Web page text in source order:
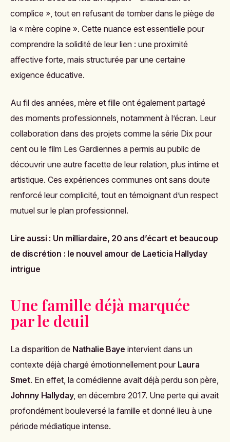
complice », tout en refusant de tomber dans le piège de
la « mère copine ». Cette nuance est essentielle pour
comprendre la solidité de leur lien : une proximité
affective forte, mais structurée par une certaine
exigence éducative.
Au fil des années, mère et fille ont également partagé
des moments professionnels, notamment à l’écran. Leur
collaboration dans des projets comme la série Dix pour
cent ou le film Les Gardiennes a permis au public de
découvrir une autre facette de leur relation, plus intime et
artistique. Ces expériences communes ont sans doute
renforcé leur complicité, tout en témoignant d’un respect
mutuel sur le plan professionnel.
Lire aussi : Un milliardaire, 20 ans d’écart et beaucoup
de discrétion : le nouvel amour de Laeticia Hallyday
intrigue
Une famille déjà marquée
par le deuil
La disparition de Nathalie Baye intervient dans un
contexte déjà chargé émotionnellement pour Laura
Smet. En effet, la comédienne avait déjà perdu son père,
Johnny Hallyday, en décembre 2017. Une perte qui avait
profondément bouleversé la famille et donné lieu à une
période médiatique intense.